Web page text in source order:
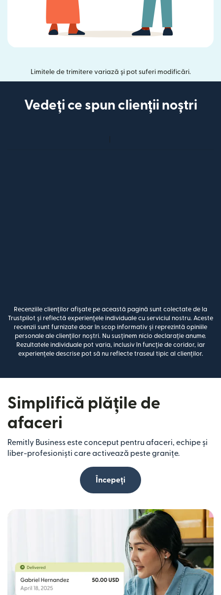
Limitele de trimitere variază și pot suferi modificări.
Vedeți ce spun clienții noștri
Recenziile clienților afișate pe această pagină sunt colectate de la
Trustpilot și reflectă experiențele individuale cu serviciul nostru. Aceste
recenzii sunt furnizate doar în scop informativ și reprezintă opiniile
personale ale clienților noștri. Nu susținem nicio declarație anume.
Rezultatele individuale pot varia, inclusiv în funcție de coridor, iar
experiențele descrise pot să nu reflecte traseul tipic al clienților.
Simplifică plățile de
afaceri
Remitly Business este conceput pentru afaceri, echipe și
liber-profesioniști care activează peste granițe.
Începeți